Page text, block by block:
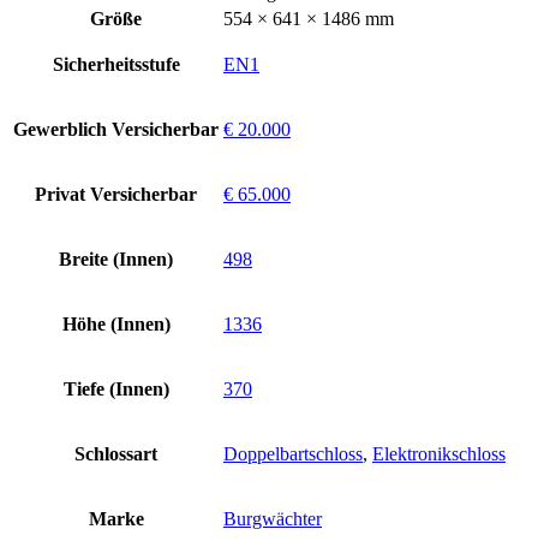
Größe
554 × 641 × 1486 mm
Sicherheitsstufe EN1
Gewerblich Versicherbar € 20.000
Privat Versicherbar € 65.000
Breite (Innen) 498
Höhe (Innen) 1336
Tiefe (Innen) 370
Schlossart Doppelbartschloss, Elektronikschloss
Marke Burgwächter